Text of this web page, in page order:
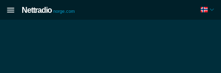
Nettradio norge.com